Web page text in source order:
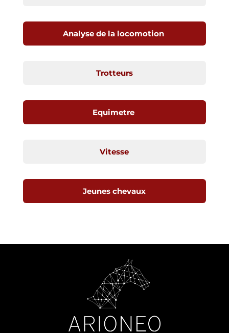
Analyse de la locomotion
Trotteurs
Equimetre
Vitesse
Jeunes chevaux